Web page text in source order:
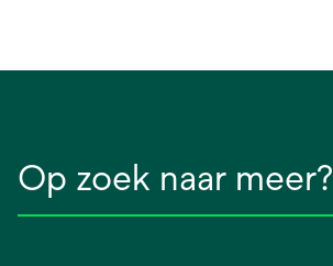
Op zoek naar meer?